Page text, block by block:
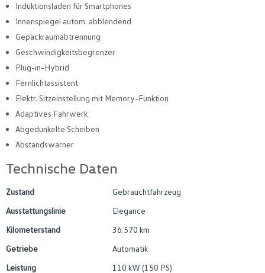
Induktionsladen für Smartphones
Innenspiegel autom. abblendend
Gepäckraumabtrennung
Geschwindigkeitsbegrenzer
Plug-in-Hybrid
Fernlichtassistent
Elektr. Sitzeinstellung mit Memory-Funktion
Adaptives Fahrwerk
Abgedunkelte Scheiben
Abstandswarner
Technische Daten
Zustand
Gebrauchtfahrzeug
Ausstattungslinie
Elegance
Kilometerstand
36.570 km
Getriebe
Automatik
Leistung
110 kW (150 PS)